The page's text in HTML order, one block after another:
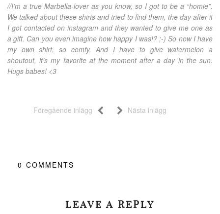
//I’m a true Marbella-lover as you know, so I got to be a “homie”.
We talked about these shirts and tried to find them, the day after it
I got contacted on instagram and they wanted to give me one as
a gift. Can you even imagine how happy I was!? ;-) So now I have
my own shirt, so comfy. And I have to give watermelon a
shoutout, it’s my favorite at the moment after a day in the sun.
Hugs babes! <3
Föregående inlägg Nästa inlägg
0 COMMENTS
LEAVE A REPLY